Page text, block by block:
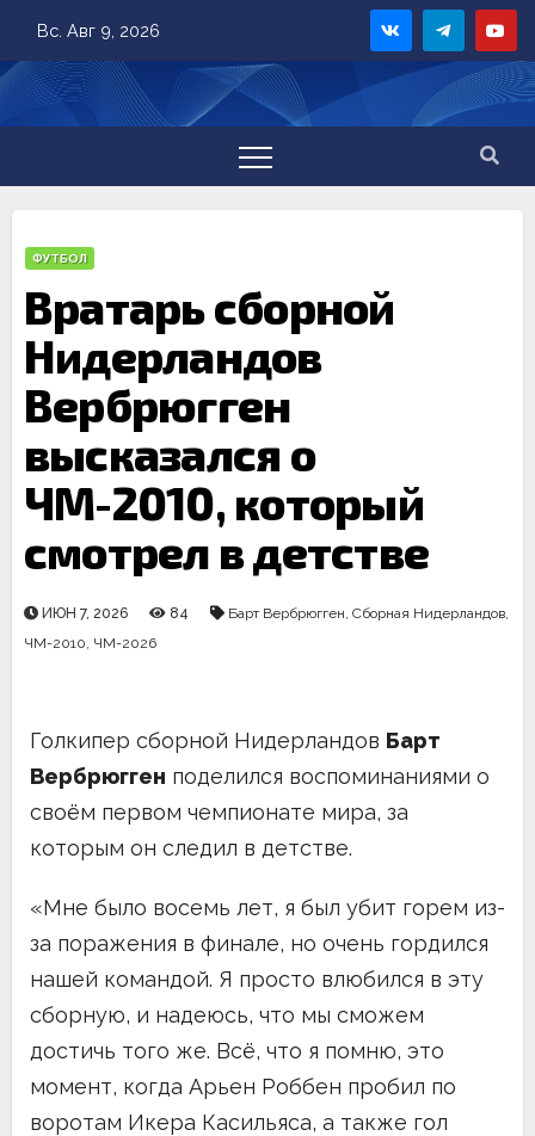
content
Вс. Авг 9, 2026
ФУТБОЛ
Вратарь сборной
Нидерландов
Вербрюгген
высказался о
ЧМ-2010, который
смотрел в детстве
ИЮН 7, 2026 84 Барт Вербрюгген, Сборная Нидерландов,
ЧМ-2010, ЧМ-2026
Голкипер сборной Нидерландов Барт
Вербрюгген поделился воспоминаниями о
своём первом чемпионате мира, за
которым он следил в детстве.
«Мне было восемь лет, я был убит горем из-
за поражения в финале, но очень гордился
нашей командой. Я просто влюбился в эту
сборную, и надеюсь, что мы сможем
достичь того же. Всё, что я помню, это
момент, когда Арьен Роббен пробил по
воротам Икера Касильяса, а также гол